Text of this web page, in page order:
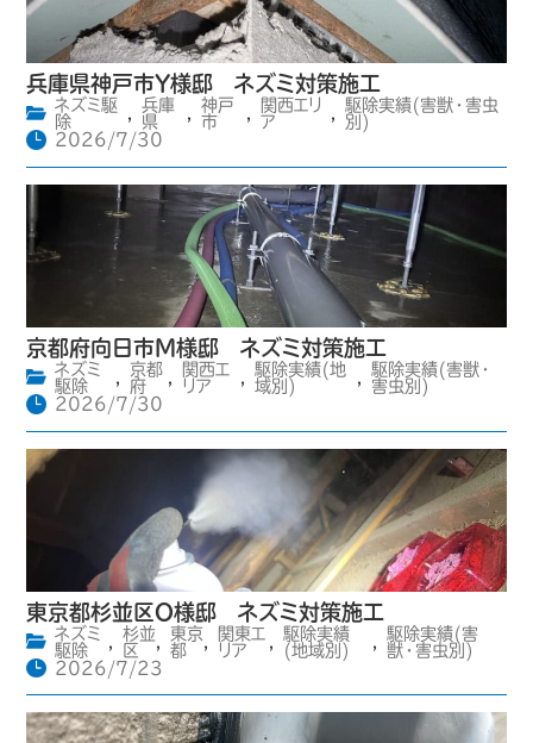
兵庫県神戸市Y様邸 ネズミ対策施工
ネズミ駆
除
,
兵庫
県
,
神戸
市
,
関西エリ
ア
,
駆除実績(害獣・害虫
別)
2026/7/30
京都府向日市M様邸 ネズミ対策施工
ネズミ
駆除
京都
府
関西エ
リア
駆除実績(地
域別)
駆除実績(害獣・
害虫別)
2026/7/30
東京都杉並区O様邸 ネズミ対策施工
ネズミ
駆除
杉並
区
東京
都
関東エ
リア
駆除実績
(地域別)
駆除実績(害
獣・害虫別)
2026/7/23